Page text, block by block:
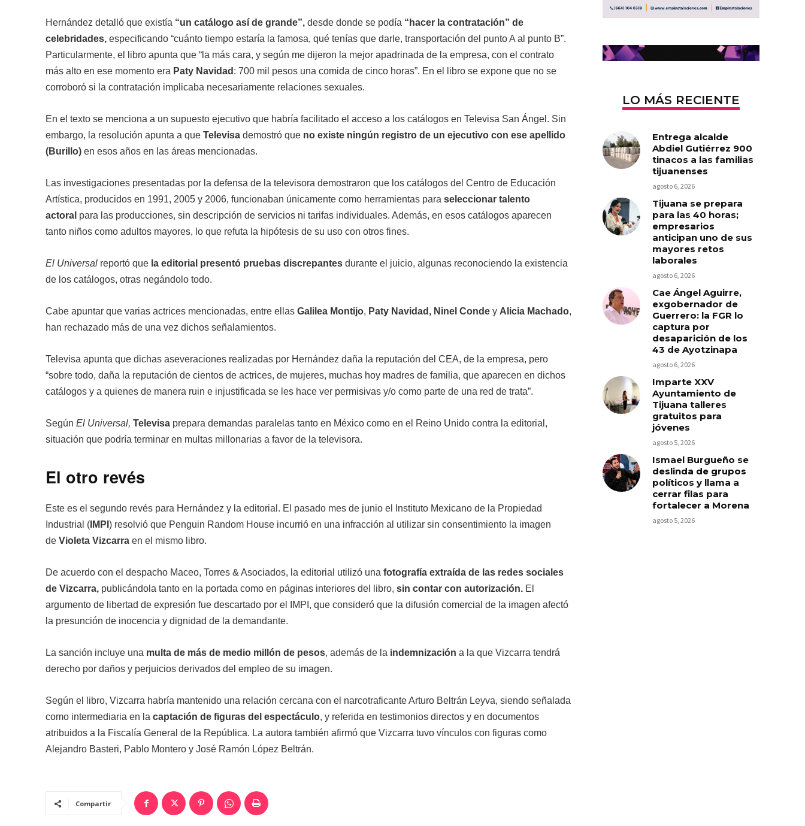
Hernández detalló que existía “un catálogo así de grande”, desde donde se podía “hacer la contratación” de
celebridades, especificando “cuánto tiempo estaría la famosa, qué tenías que darle, transportación del punto A al punto B”.
Particularmente, el libro apunta que “la más cara, y según me dijeron la mejor apadrinada de la empresa, con el contrato
más alto en ese momento era Paty Navidad : 700 mil pesos una comida de cinco horas”. En el libro se expone que no se
corroboró si la contratación implicaba necesariamente relaciones sexuales.
En el texto se menciona a un supuesto ejecutivo que habría facilitado el acceso a los catálogos en Televisa San Ángel. Sin
embargo, la resolución apunta a que Televisa demostró que no existe ningún registro de un ejecutivo con ese apellido
(Burillo) en esos años en las áreas mencionadas.
Las investigaciones presentadas por la defensa de la televisora demostraron que los catálogos del Centro de Educación
Artística, producidos en 1991, 2005 y 2006, funcionaban únicamente como herramientas para seleccionar talento
actoral para las producciones, sin descripción de servicios ni tarifas individuales. Además, en esos catálogos aparecen
tanto niños como adultos mayores, lo que refuta la hipótesis de su uso con otros fines.
El Universal reportó que la editorial presentó pruebas discrepantes durante el juicio, algunas reconociendo la existencia
de los catálogos, otras negándolo todo.
Cabe apuntar que varias actrices mencionadas, entre ellas Galilea Montijo, Paty Navidad, Ninel Conde y Alicia Machado,
han rechazado más de una vez dichos señalamientos.
Televisa apunta que dichas aseveraciones realizadas por Hernández daña la reputación del CEA, de la empresa, pero
“sobre todo, daña la reputación de cientos de actrices, de mujeres, muchas hoy madres de familia, que aparecen en dichos
catálogos y a quienes de manera ruin e injustificada se les hace ver permisivas y/o como parte de una red de trata”.
Según El Universal, Televisa prepara demandas paralelas tanto en México como en el Reino Unido contra la editorial,
situación que podría terminar en multas millonarias a favor de la televisora.
El otro revés
Este es el segundo revés para Hernández y la editorial. El pasado mes de junio el Instituto Mexicano de la Propiedad
Industrial ( IMPI ) resolvió que Penguin Random House incurrió en una infracción al utilizar sin consentimiento la imagen
de Violeta Vizcarra en el mismo libro.
De acuerdo con el despacho Maceo, Torres & Asociados, la editorial utilizó una fotografía extraída de las redes sociales
de Vizcarra, publicándola tanto en la portada como en páginas interiores del libro, sin contar con autorización. El
argumento de libertad de expresión fue descartado por el IMPI, que consideró que la difusión comercial de la imagen afectó
la presunción de inocencia y dignidad de la demandante.
La sanción incluye una multa de más de medio millón de pesos, además de la indemnización a la que Vizcarra tendrá
derecho por daños y perjuicios derivados del empleo de su imagen.
Según el libro, Vizcarra habría mantenido una relación cercana con el narcotraficante Arturo Beltrán Leyva, siendo señalada
como intermediaria en la captación de figuras del espectáculo, y referida en testimonios directos y en documentos
atribuidos a la Fiscalía General de la República. La autora también afirmó que Vizcarra tuvo vínculos con figuras como
Alejandro Basteri, Pablo Montero y José Ramón López Beltrán.
Compartir
LO MÁS RECIENTE
Entrega alcalde
Abdiel Gutiérrez 900
tinacos a las familias
tijuanenses
agosto 6, 2026
Tijuana se prepara
para las 40 horas;
empresarios
anticipan uno de sus
mayores retos
laborales
agosto 6, 2026
Cae Ángel Aguirre,
exgobernador de
Guerrero: la FGR lo
captura por
desaparición de los
43 de Ayotzinapa
agosto 6, 2026
Imparte XXV
Ayuntamiento de
Tijuana talleres
gratuitos para
jóvenes
agosto 5, 2026
Ismael Burgueño se
deslinda de grupos
políticos y llama a
cerrar filas para
fortalecer a Morena
agosto 5, 2026